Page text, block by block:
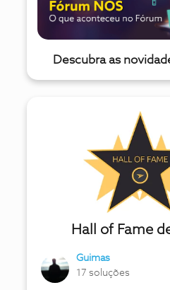
Descubra as
Hall of Fame
Guimas
17 soluções